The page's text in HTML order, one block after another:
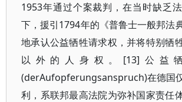
1953年通过个案裁判，在当时缺乏
下，援引1794年的《普鲁士一般邦法
地承认公益牺牲请求权，并将特别牺
以外的人身权。[13]公益
(derAufopferungsanspruch)在德国
利，系联邦最高法院为弥补国家责任